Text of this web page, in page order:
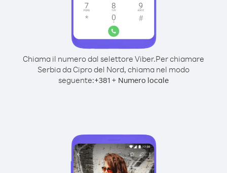
Chiama il numero dal selettore Viber.Per chiamare
Serbia da Cipro del Nord, chiama nel modo
seguente:+381 + Numero locale